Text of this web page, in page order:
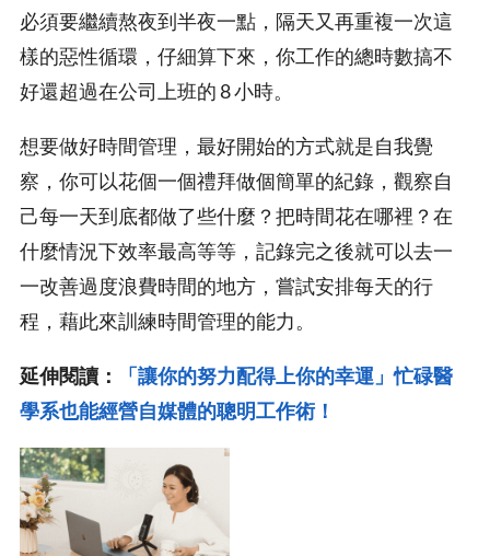
必須要繼續熬夜到半夜一點，隔天又再重複一次這
樣的惡性循環，仔細算下來，你工作的總時數搞不
好還超過在公司上班的 8 小時。
想要做好時間管理，最好開始的方式就是自我覺
察，你可以花個一個禮拜做個簡單的紀錄，觀察自
己每一天到底都做了些什麼？把時間花在哪裡？在
什麼情況下效率最高等等，記錄完之後就可以去一
一改善過度浪費時間的地方，嘗試安排每天的行
程，藉此來訓練時間管理的能力。
延伸閱讀：
「讓你的努力配得上你的幸運」忙碌醫
學系也能經營自媒體的聰明工作術！